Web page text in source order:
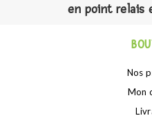
en point relais
Nos
Mon